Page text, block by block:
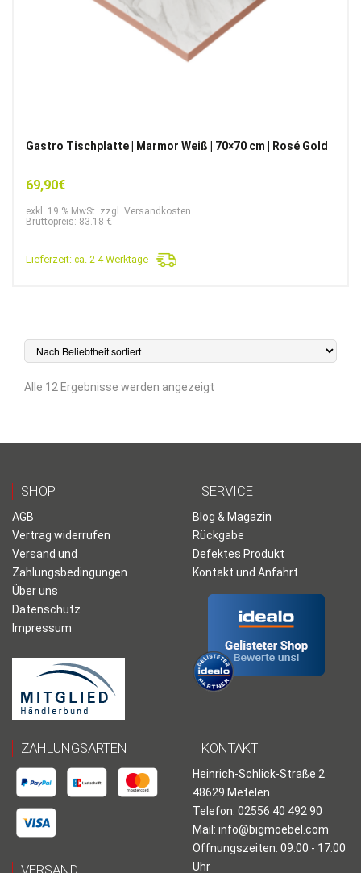
Gastro Tischplatte | Marmor Weiß | 70×70 cm | Rosé Gold
69,90€
exkl. 19 % MwSt. zzgl. Versandkosten
Bruttopreis: 83.18 €
Lieferzeit: ca. 2-4 Werktage
Alle 12 Ergebnisse werden angezeigt
SHOP
AGB
Vertrag widerrufen
Versand und
Zahlungsbedingungen
Über uns
Datenschutz
Impressum
SERVICE
Blog & Magazin
Rückgabe
Defektes Produkt
Kontakt und Anfahrt
ZAHLUNGSARTEN KONTAKT
Heinrich-Schlick-Straße 2
48629 Metelen
Telefon: 02556 40 492 90
Mail: info@bigmoebel.com
Öffnungszeiten: 09:00 - 17:00
Uhr